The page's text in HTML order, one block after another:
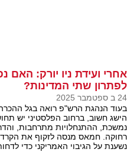
אחרי ועידת ניו יורק:
לפתרון שתי המדינות?
24 ב ספטמבר 2025
בעוד הנהגת הרש"פ רואה בגל
הישג חשוב, ברחוב הפלסטיני יש
נמשכת, ההתנחלויות מתרחבות,
רחוקה. חמאס מנסה לזקוף את
נשענת על הגיבוי האמריקני כדי